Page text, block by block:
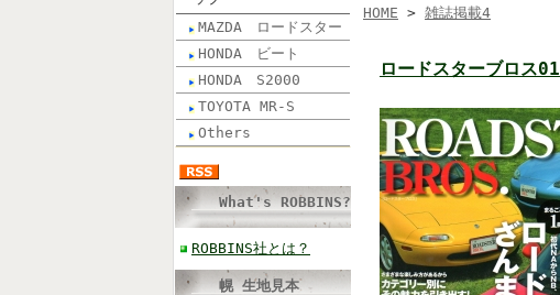
MAZDA ロードスター
HONDA ビート
HONDA S2000
TOYOTA MR-S
Others
What's ROBBINS?
ROBBINS社とは？
幌 生地見本
HOME > 雑誌掲載4
ロードスターブロス01